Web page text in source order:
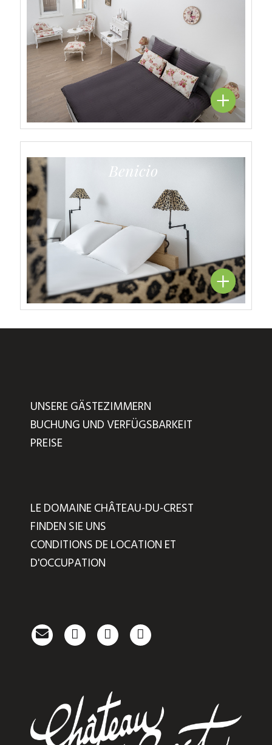
Benicio
UNSERE GÄSTEZIMMERN
BUCHUNG UND VERFÜGSBARKEIT
PREISE
LE DOMAINE CHÂTEAU-DU-CREST
FINDEN SIE UNS
CONDITIONS DE LOCATION ET
D'OCCUPATION